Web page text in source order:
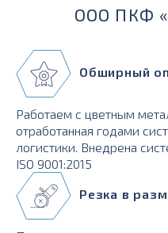
ООО ПКФ
Обширный
Работаем с цветным
отработанная годами
логистики. Внедрена
ISO 9001:2015
Резка в